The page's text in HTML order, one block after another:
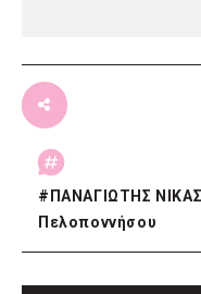
# ΠΑΝΑΓΙΩΤΗΣ ΝΙΚΑΣ
Πελοποννήσου